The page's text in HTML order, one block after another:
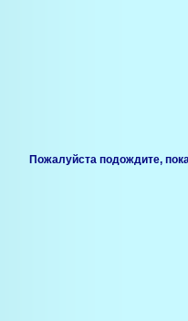
Пожалуйста подождите,